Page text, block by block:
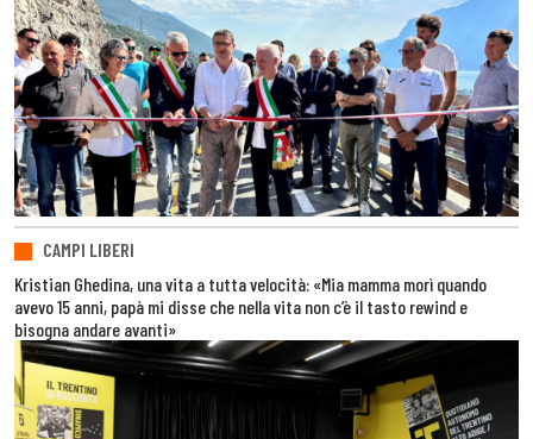
CAMPI LIBERI
Kristian Ghedina, una vita a tutta velocità: «Mia mamma morì quando
avevo 15 anni, papà mi disse che nella vita non c’è il tasto rewind e
bisogna andare avanti»